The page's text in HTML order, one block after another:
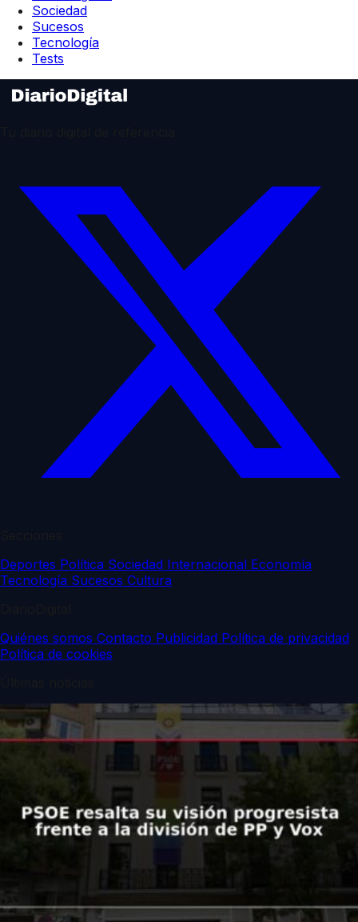
Sociedad
Sucesos
Tecnología
Tests
Deportes Política Sociedad Internacional Economía
Tecnología Sucesos Cultura
Quiénes somos Contacto Publicidad Política de privacidad
Política de cookies